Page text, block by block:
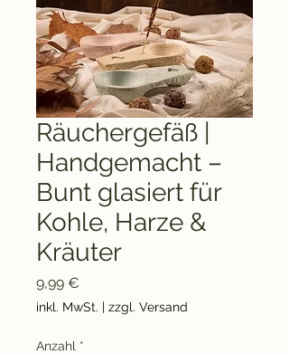
Räuchergefäß |
Handgemacht –
Bunt glasiert für
Kohle, Harze &
Kräuter
9,99 €
inkl. MwSt. | zzgl. Versand
Anzahl *